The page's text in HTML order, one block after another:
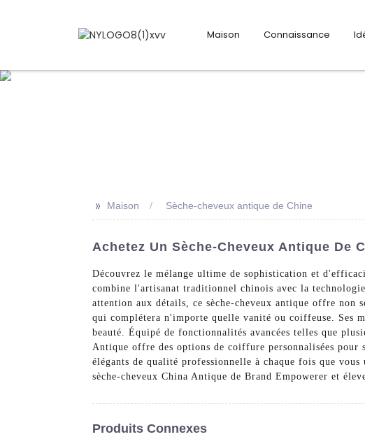
Maison Connaissance
>> Maison Sèche-cheveux antique de Chine
Achetez Un Sèche-Cheveux Antique De
Découvrez le mélange ultime de sophistication et
combine l'artisanat traditionnel chinois avec la
attention aux détails, ce sèche-cheveux antique offre non
qui complétera n'importe quelle vanité ou coiffeuse. Ses
beauté. Équipé de fonctionnalités avancées telles que
Antique offre des options de coiffure personnalisées
élégants de qualité professionnelle à chaque fois que
sèche-cheveux China Antique de Brand Empowerer et
Produits Connexes